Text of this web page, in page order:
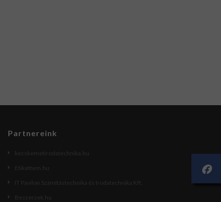
Partnereink
kecskemetirodatechnika.hu
Etikettem.hu
IT Pavilon Számítástechnika és Irodatechnika Kft.
Beszerzek.hu